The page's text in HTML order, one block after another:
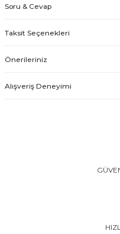
Soru & Cevap
Taksit Seçenekleri
Önerileriniz
Alışveriş Deneyimi